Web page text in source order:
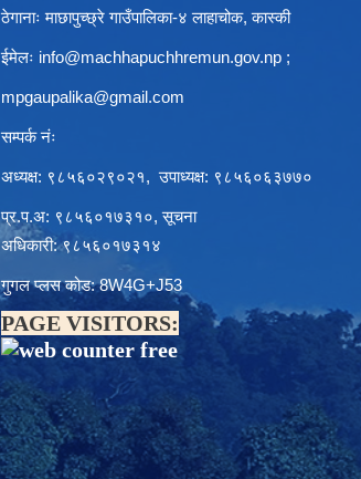
ठेगानाः माछापुच्छ्रे गाउँपालिका-४ लाहाचोक, कास्की
ईमेलः info@machhapuchhremun.gov.np ;
mpgaupalika@gmail.com
सम्पर्क नंः
अध्यक्ष: ९८५६०२९०२१, उपाध्यक्ष: ९८५६०६३७७०
प्र.प.अ: ९८५६०१७३१०, सूचना
अधिकारी: ९८५६०१७३१४
गुगल प्लस कोड: 8W4G+J53
PAGE VISITORS: